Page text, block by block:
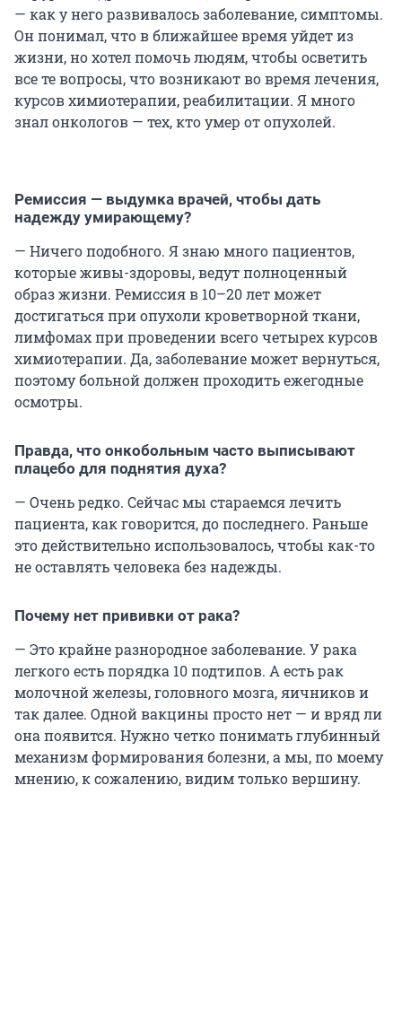
— как у него развивалось заболевание, симптомы.
Он понимал, что в ближайшее время уйдет из
жизни, но хотел помочь людям, чтобы осветить
все те вопросы, что возникают во время лечения,
курсов химиотерапии, реабилитации. Я много
знал онкологов — тех, кто умер от опухолей.
Ремиссия — выдумка врачей, чтобы дать
надежду умирающему?
— Ничего подобного. Я знаю много пациентов,
которые живы-здоровы, ведут полноценный
образ жизни. Ремиссия в 10–20 лет может
достигаться при опухоли кроветворной ткани,
лимфомах при проведении всего четырех курсов
химиотерапии. Да, заболевание может вернуться,
поэтому больной должен проходить ежегодные
осмотры.
Правда, что онкобольным часто выписывают
плацебо для поднятия духа?
— Очень редко. Сейчас мы стараемся лечить
пациента, как говорится, до последнего. Раньше
это действительно использовалось, чтобы как-то
не оставлять человека без надежды.
Почему нет прививки от рака?
— Это крайне разнородное заболевание. У рака
легкого есть порядка 10 подтипов. А есть рак
молочной железы, головного мозга, яичников и
так далее. Одной вакцины просто нет — и вряд ли
она появится. Нужно четко понимать глубинный
механизм формирования болезни, а мы, по моему
мнению, к сожалению, видим только вершину.